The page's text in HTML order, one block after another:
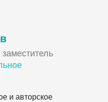
и авторское